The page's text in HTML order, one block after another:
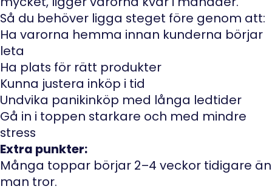
Så du behöver ligga steget före genom att:
Ha varorna hemma innan kunderna börjar
leta
Ha plats för rätt produkter
Kunna justera inköp i tid
Undvika panikinköp med långa ledtider
Gå in i toppen starkare och med mindre
stress
Extra punkter:
Många toppar börjar 2–4 veckor tidigare än
man tror.